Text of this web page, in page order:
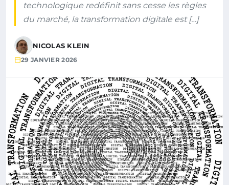
technologique redéfinit sans cesse les règles
du marché, la transformation digitale est […]
NICOLAS KLEIN
29 JANVIER 2026